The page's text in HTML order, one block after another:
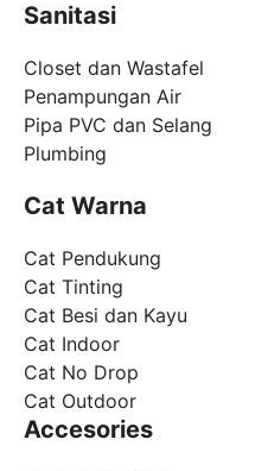
Sanitasi
Closet dan Wastafel
Penampungan Air
Pipa PVC dan Selang
Plumbing
Cat Warna
Cat Pendukung
Cat Tinting
Cat Besi dan Kayu
Cat Indoor
Cat No Drop
Cat Outdoor
Accesories